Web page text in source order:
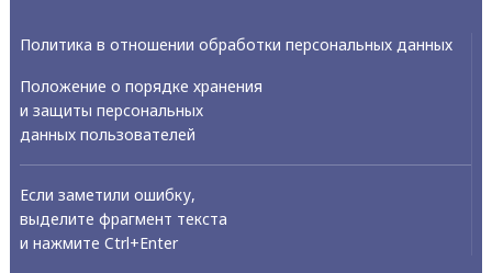
Политика в отношении обработки персональных данных
Положение о порядке хранения
и защиты персональных
данных пользователей
Если заметили ошибку,
выделите фрагмент текста
и нажмите Ctrl+Enter